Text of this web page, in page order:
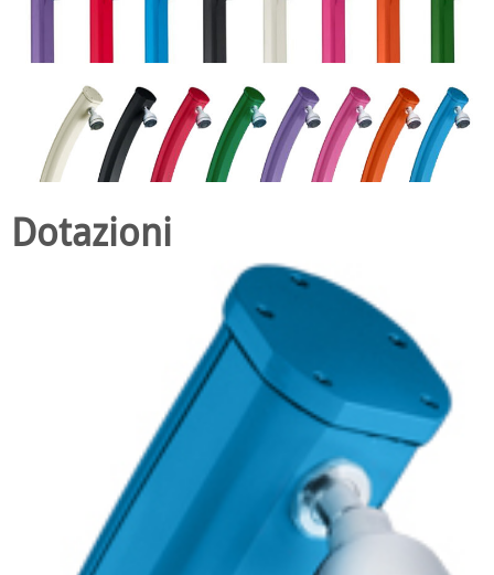
Dotazioni